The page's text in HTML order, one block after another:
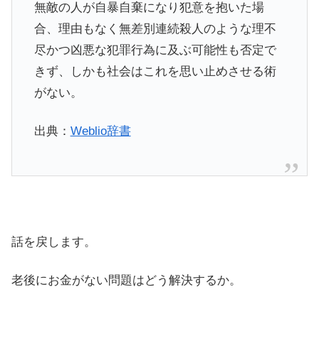
無敵の人が自暴自棄になり犯意を抱いた場
合、理由もなく無差別連続殺人のような理不
尽かつ凶悪な犯罪行為に及ぶ可能性も否定で
きず、しかも社会はこれを思い止めさせる術
がない。
出典： Weblio辞書
話を戻します。
老後にお金がない問題はどう解決するか。